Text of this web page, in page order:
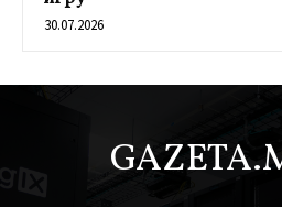
30.07.2026